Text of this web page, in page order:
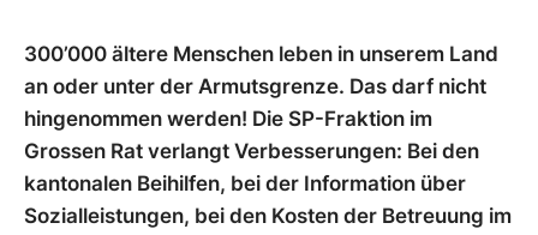
300’000 ältere Menschen leben in unserem Land
an oder unter der Armutsgrenze. Das darf nicht
hingenommen werden! Die SP-Fraktion im
Grossen Rat verlangt Verbesserungen: Bei den
kantonalen Beihilfen, bei der Information über
Sozialleistungen, bei den Kosten der Betreuung im